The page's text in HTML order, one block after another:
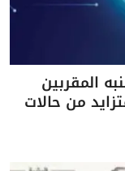
المقربين
من حالات